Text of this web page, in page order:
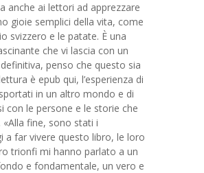
anche ai lettori ad apprezzare
gioie semplici della vita, come
svizzero e le patate. È una
che vi lascia con un
penso che questo sia
è epub qui, l’esperienza di
in un altro mondo e di
con le persone e le storie che
fine, sono stati i
a far vivere questo libro, le loro
trionfi mi hanno parlato a un
e fondamentale, un vero e